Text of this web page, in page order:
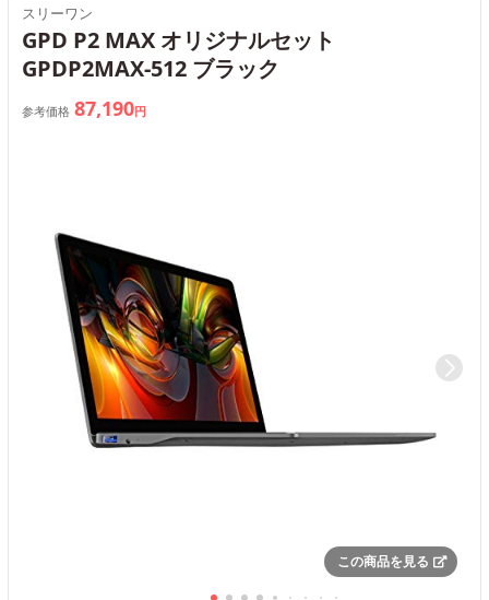
スリーワン
GPD P2 MAX オリジナルセット
GPDP2MAX-512 ブラック
参考価格 87,190円
この商品を見る